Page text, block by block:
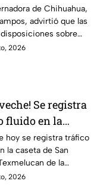
podrían
para sancionar
críticos
de Chihuahua,
advirtió que las
sobre
de las audiencias
2026
Se registra
fluido en la
de Texmelucan
México-
HOY sábado
hoy se registra tráfico
la caseta de San
de la
México-Puebla; así lo
2026